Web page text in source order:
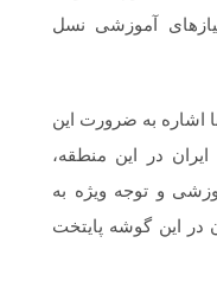
به نیازهای آموزشی نسل
شهردار منطقه ۱۴ نیز با اشاره به ضرورت این
ایران در این منطقه،
و توجه ویژه به
در این گوشه پایتخت